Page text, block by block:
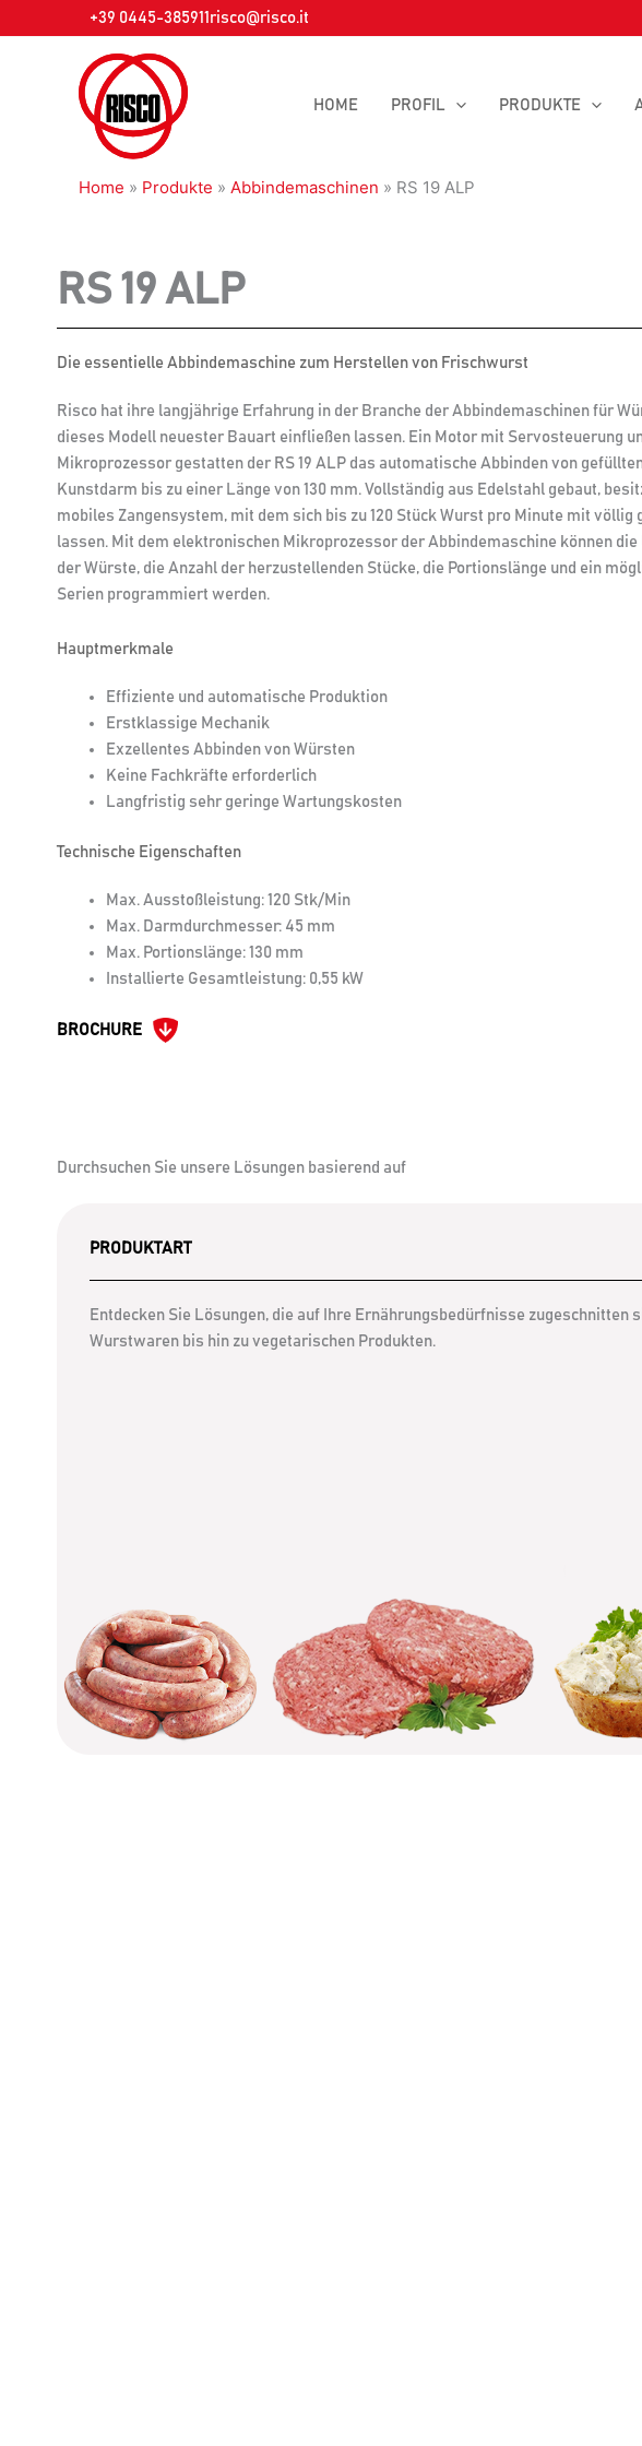
Inhalt
+39 0445-385911 risco@risco.it
HOME PROFIL PRODUKTE
Home » Produkte » Abbindemaschinen » RS 19 ALP
RS 19 ALP
Die essentielle Abbindemaschine zum Herstellen von Frischwurst
Risco hat ihre langjährige Erfahrung in der Branche der Abbindemaschinen für
dieses Modell neuester Bauart einfließen lassen. Ein Motor mit Servosteuerung
Mikroprozessor gestatten der RS 19 ALP das automatische Abbinden von
Kunstdarm bis zu einer Länge von 130 mm. Vollständig aus Edelstahl gebaut,
mobiles Zangensystem, mit dem sich bis zu 120 Stück Wurst pro Minute mit völlig
lassen. Mit dem elektronischen Mikroprozessor der Abbindemaschine können
der Würste, die Anzahl der herzustellenden Stücke, die Portionslänge und ein
Serien programmiert werden.
Hauptmerkmale
Effiziente und automatische Produktion
Erstklassige Mechanik
Exzellentes Abbinden von Würsten
Keine Fachkräfte erforderlich
Langfristig sehr geringe Wartungskosten
Technische Eigenschaften
Max. Ausstoßleistung: 120 Stk/Min
Max. Darmdurchmesser: 45 mm
Max. Portionslänge: 130 mm
Installierte Gesamtleistung: 0,55 kW
BROCHURE
Durchsuchen Sie unsere Lösungen basierend auf
PRODUKTART
Entdecken Sie Lösungen, die auf Ihre Ernährungsbedürfnisse zugeschnitten
Wurstwaren bis hin zu vegetarischen Produkten.